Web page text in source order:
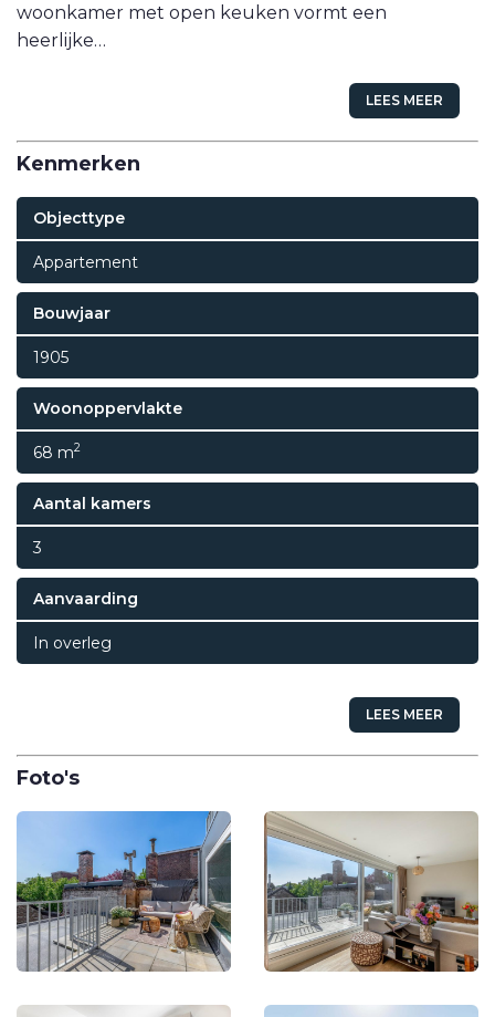
woonkamer met open keuken vormt een
heerlijke…
LEES MEER
Kenmerken
Objecttype
Appartement
Bouwjaar
1905
Woonoppervlakte
68 m2
Aantal kamers
3
Aanvaarding
In overleg
LEES MEER
Foto's